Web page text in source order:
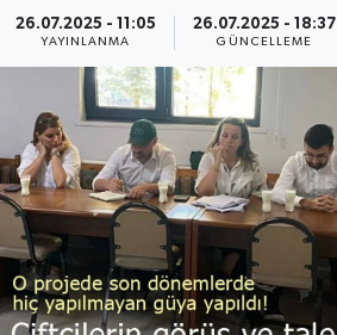
26.07.2025 - 11:05
YAYINLANMA
26.07.2025 - 18:37
GÜNCELLEME